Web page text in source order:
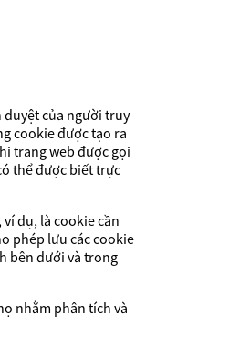
duyệt của người truy
cookie được tạo ra
trang web được gọi
thể được biết trực
dụ, là cookie cần
phép lưu các cookie
bên dưới và trong
nhằm phân tích và